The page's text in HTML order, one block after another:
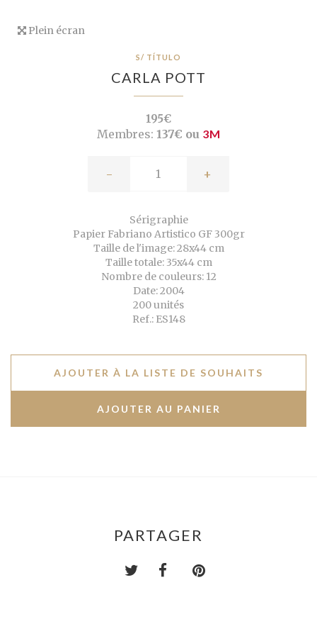
Plein écran
S/ TÍTULO
CARLA POTT
195€
Membres: 137€ ou 3M
- +
Sérigraphie
Papier Fabriano Artistico GF 300gr
Taille de l'image: 28x44 cm
Taille totale: 35x44 cm
Nombre de couleurs: 12
Date: 2004
200 unités
Ref.: ES148
AJOUTER À LA LISTE DE SOUHAITS
PARTAGER